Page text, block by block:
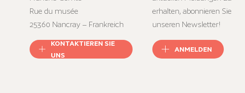
Rue du musée
25360 Nancray – Frankreich
KONTAKTIEREN SIE
UNS
erhalten, abonnieren Sie
unseren Newsletter!
ANMELDEN